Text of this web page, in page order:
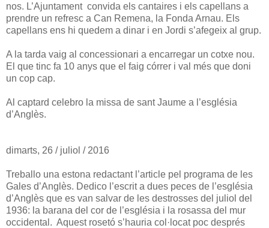
nos. L’Ajuntament convida els cantaires i els capellans a
prendre un refresc a Can Remena, la Fonda Arnau. Els
capellans ens hi quedem a dinar i en Jordi s’afegeix al grup.
A la tarda vaig al concessionari a encarregar un cotxe nou.
El que tinc fa 10 anys que el faig córrer i val més que doni
un cop cap.
Al captard celebro la missa de sant Jaume a l’església
d’Anglès.
dimarts, 26 / juliol / 2016
Treballo una estona redactant l’article pel programa de les
Gales d’Anglès. Dedico l’escrit a dues peces de l’església
d’Anglès que es van salvar de les destrosses del juliol del
1936: la barana del cor de l’església i la rosassa del mur
occidental. Aquest rosetó s’hauria col·locat poc després